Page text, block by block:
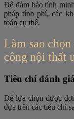
Để đảm bảo tính
pháp tính phí, các
toán cụ thể.
Làm sao
công nội thất
Tiêu chí đánh
Để lựa chọn được
dựa trên các tiêu chí